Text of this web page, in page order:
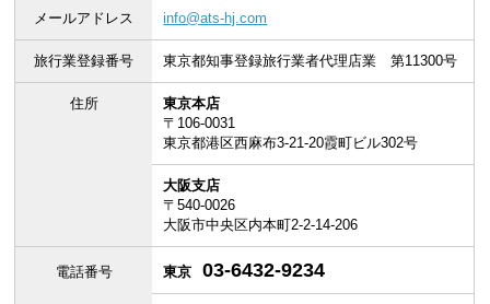
メールアドレス info@ats-hj.com
旅行業登録番号 東京都知事登録旅行業者代理店業 第11300号
住所
東京本店
〒106-0031
東京都港区西麻布3-21-20霞町ビル302号
大阪支店
〒540-0026
大阪市中央区内本町2-2-14-206
電話番号 東京 03-6432-9234